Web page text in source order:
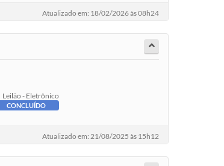
Atualizado em: 18/02/2026 às 08h24
Leilão - Eletrônico
CONCLUÍDO
Atualizado em: 21/08/2025 às 15h12